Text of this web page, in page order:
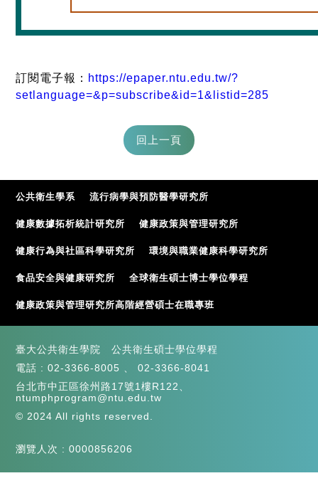
訂閱電子報： https://epaper.ntu.edu.tw/?
setlanguage=&p=subscribe&id=1&listid=285
公共衛生學系 流行病學與預防醫學研究所
健康數據拓析統計研究所 健康政策與管理研究所
健康行為與社區科學研究所 環境與職業健康科學研究所
食品安全與健康研究所 全球衛生碩士博士學位學程
健康政策與管理研究所高階經營碩士在職專班
臺大公共衛生學院 公共衛生碩士學位學程
電話 :02-3366-8005 、02-3366-8041
台北市中正區徐州路17號1樓R122、
ntumphprogram@ntu.edu.tw
© 2024 All rights reserved.
瀏覽人次 : 0000856206